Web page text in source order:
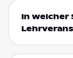
In welcher